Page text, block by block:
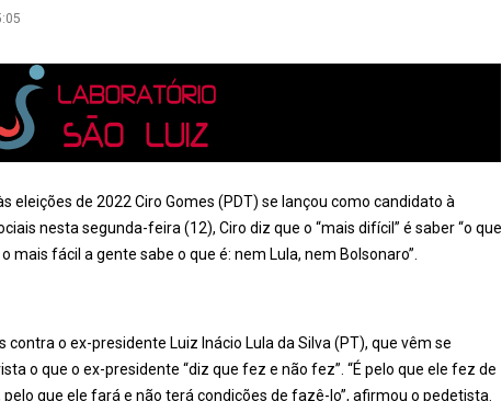
eleições de 2022 Ciro Gomes (PDT) se lançou como candidato à
nesta segunda-feira (12), Ciro diz que o “mais difícil” é saber “o que
mais fácil a gente sabe o que é: nem Lula, nem Bolsonaro”.
o ex-presidente Luiz Inácio Lula da Silva (PT), que vêm se
o que o ex-presidente “diz que fez e não fez”. “É pelo que ele fez de
que ele fará e não terá condições de fazê-lo”, afirmou o pedetista.